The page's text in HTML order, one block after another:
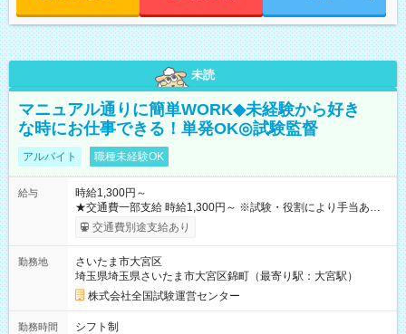
未読
マニュアル通りに簡単WORK◆未経験から好き
な時にお仕事できる！単発OK◎試験監督
アルバイト 職種未経験OK
給与
時給1,300円～
★交通費一部支給 時給1,300円～ ※試験・役割により手当あり
※勤務回数により昇給あり 【即給（前払い）オプションあ
り！】 希望される場合、勤務から1週間ほどで給与の一部を受け
例】 ・河合塾模擬試験 8:30～17:30（休憩1時間） 時給1,300円
×8時間＝日収10,400円＋交通費 ※当日の役割により時給＋100
円の場合あり ・国家試験 7:00～13:30（休憩なし） 時給1,300
円（役割手当＋100円）×6時間＝日収8,400円＋交通費 【試用期
間】試用期間なし
交通費別途支給あり
勤務地
さいたま市大宮区
埼玉県埼玉県さいたま市大宮区錦町（最寄り駅：大宮駅）
株式会社全国試験運営センター
勤務時間
シフト制